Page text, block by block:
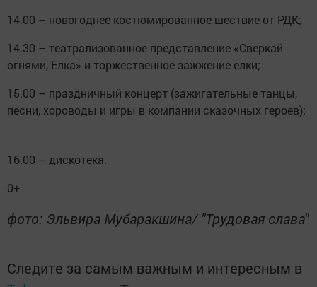
14.00 – новогоднее костюмированное шествие от РДК;
14.30 – театрализованное представление «Сверкай
огнями, Елка» и торжественное зажжение елки;
15.00 – праздничный концерт (зажигательные танцы,
песни, хороводы и игры в компании сказочных героев);
16.00 – дискотека.
0+
фото: Эльвира Мубаракшина/ "Трудовая слава"
Следите за самым важным и интересным в